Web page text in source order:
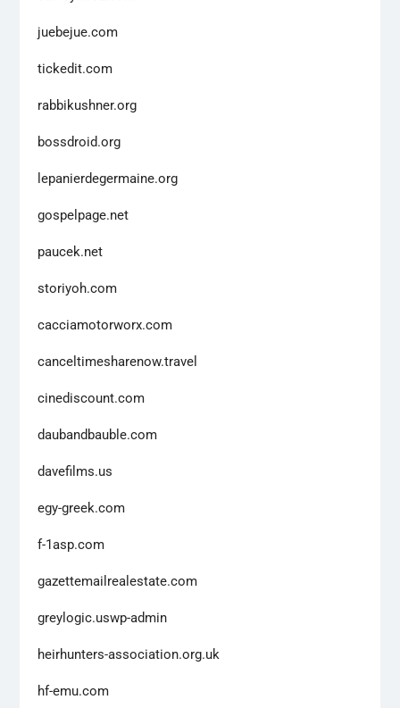
juebejue.com
tickedit.com
rabbikushner.org
bossdroid.org
lepanierdegermaine.org
gospelpage.net
paucek.net
storiyoh.com
cacciamotorworx.com
canceltimesharenow.travel
cinediscount.com
daubandbauble.com
davefilms.us
egy-greek.com
f-1asp.com
gazettemailrealestate.com
greylogic.uswp-admin
heirhunters-association.org.uk
hf-emu.com